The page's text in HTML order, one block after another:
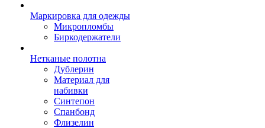
Маркировка для одежды
Микропломбы
Биркодержатели
Нетканые полотна
Дублерин
Материал для
набивки
Синтепон
Спанбонд
Флизелин